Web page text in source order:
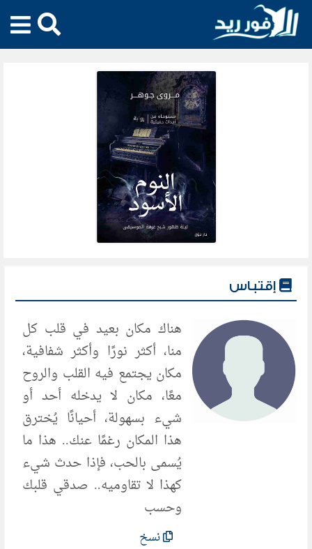
إقتباس
هناك مكان بعيد في قلب كل
منا، أكثر نورًا وأكثر شفافية،
مكان يجتمع فيه القلب والروح
معًا، مكان لا يدخله أحد أو
شيء بسهولة، أحيانًا يُخترق
هذا المكان رغمًا عنك.. هذا ما
يُسمى بالحب، فإذا حدث شيء
كهذا لا تقاوميه.. صدقي قلبك
وحسب
نسخ